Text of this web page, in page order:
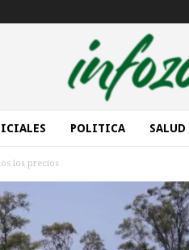
POLITICA SALUD
los precios